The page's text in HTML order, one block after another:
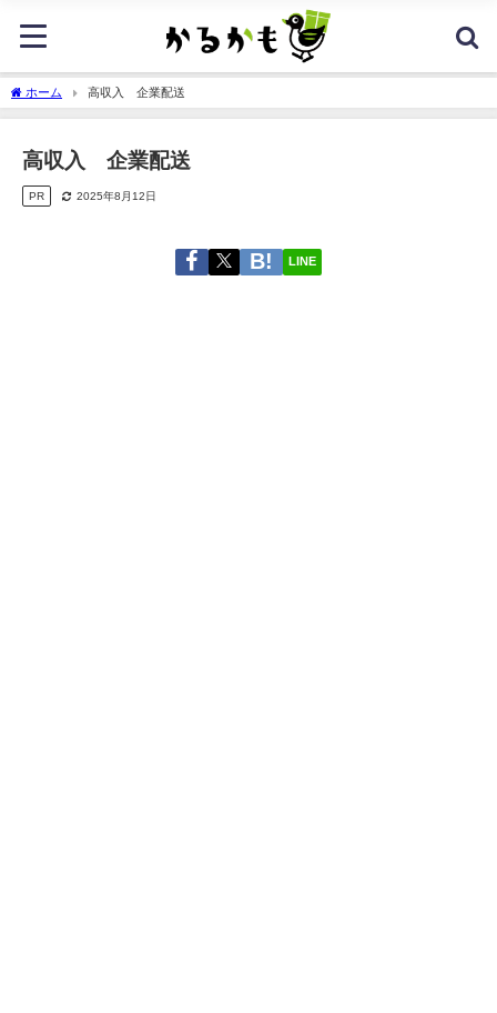
ホーム 高収入 企業配送
高収入 企業配送
PR 2025年8月12日
LINE